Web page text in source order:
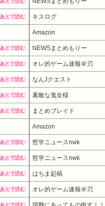
あとで読む キスログ
Amazon
あとで読む NEWSまとめもりー
あとで読む オレ的ゲーム速報＠刃
あとで読む なんJクエスト
あとで読む 素敵な鬼女様
あとで読む まとめブレイド
Amazon
あとで読む 哲学ニュースnwk
あとで読む 哲学ニュースnwk
あとで読む はちま起稿
あとで読む オレ的ゲーム速報＠刃
あとで読む